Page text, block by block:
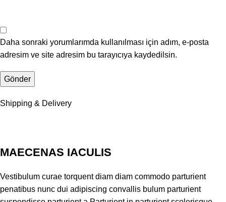
Daha sonraki yorumlarımda kullanılması için adım, e-posta
adresim ve site adresim bu tarayıcıya kaydedilsin.
Shipping & Delivery
MAECENAS IACULIS
Vestibulum curae torquent diam diam commodo parturient
penatibus nunc dui adipiscing convallis bulum parturient